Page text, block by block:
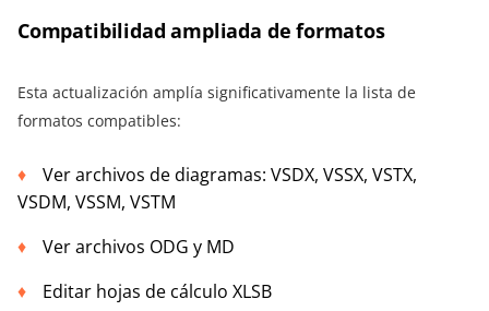
Compatibilidad ampliada de formatos
Esta actualización amplía significativamente la lista de
formatos compatibles:
Ver archivos de diagramas: VSDX, VSSX, VSTX,
VSDM, VSSM, VSTM
Ver archivos ODG y MD
Editar hojas de cálculo XLSB